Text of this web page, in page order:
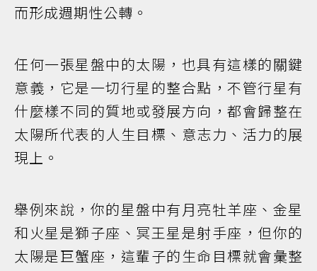
而形成週期性公轉。
任何一張星盤中的太陽，也具有這樣的關鍵
意義，它是一切行星的整合點，不管行星有
什麼樣不同的質地或發展方向，都會歸整在
太陽所代表的人生目標、意志力、活力的展
現上。
舉例來說，你的星盤中有月亮牡羊座、金星
和火星是獅子座、冥王星是射手座，但你的
太陽是巨蟹座，這輩子的生命目標就會彙整